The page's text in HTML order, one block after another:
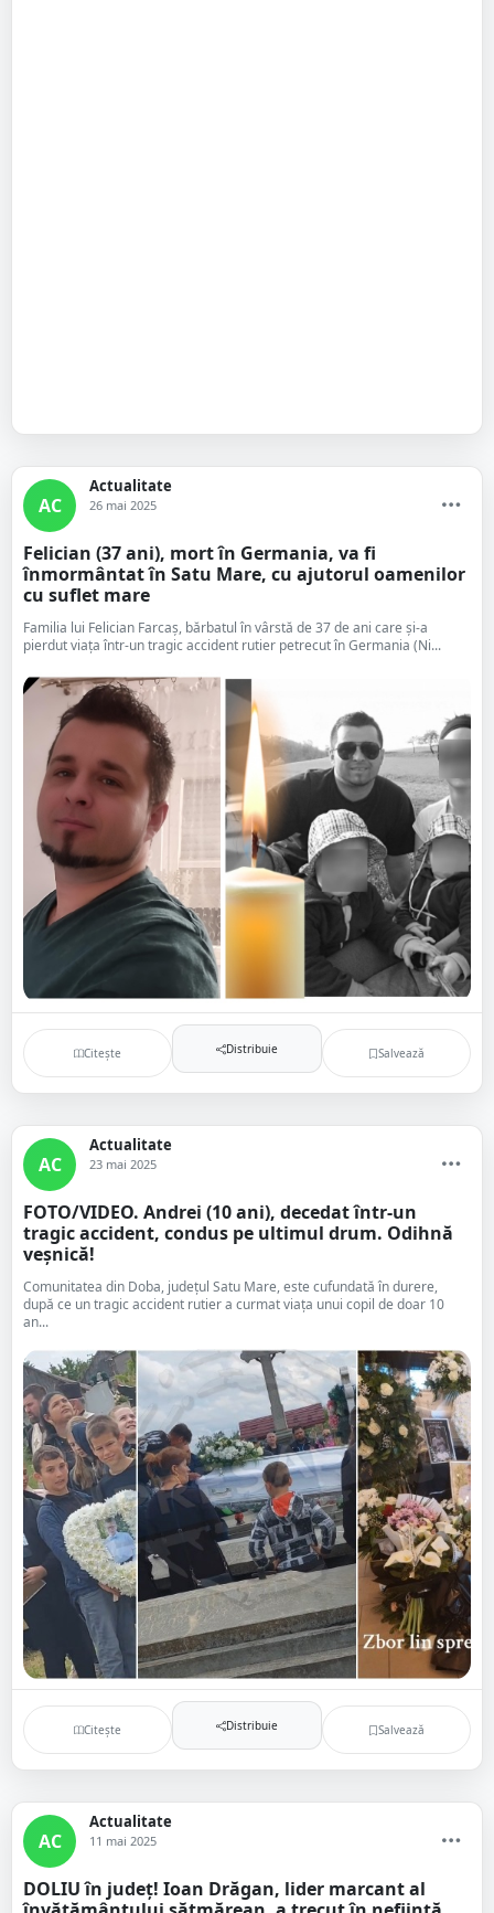
AC
Actualitate
26 mai 2025
Felician (37 ani), mort în Germania, va fi
înmormântat în Satu Mare, cu ajutorul oamenilor
cu suflet mare
Familia lui Felician Farcaș, bărbatul în vârstă de 37 de ani care și-a
pierdut viața într-un tragic accident rutier petrecut în Germania (Ni...
Citește Distribuie Salvează
AC
Actualitate
23 mai 2025
FOTO/VIDEO. Andrei (10 ani), decedat într-un
tragic accident, condus pe ultimul drum. Odihnă
veșnică!
Comunitatea din Doba, județul Satu Mare, este cufundată în durere,
după ce un tragic accident rutier a curmat viața unui copil de doar 10
an...
Citește Distribuie Salvează
AC
Actualitate
11 mai 2025
DOLIU în județ! Ioan Drăgan, lider marcant al